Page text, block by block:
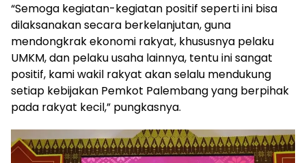
“Semoga kegiatan-kegiatan positif seperti ini bisa
dilaksanakan secara berkelanjutan, guna
mendongkrak ekonomi rakyat, khususnya pelaku
UMKM, dan pelaku usaha lainnya, tentu ini sangat
positif, kami wakil rakyat akan selalu mendukung
setiap kebijakan Pemkot Palembang yang berpihak
pada rakyat kecil,” pungkasnya.